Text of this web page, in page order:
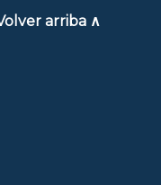
arriba ∧